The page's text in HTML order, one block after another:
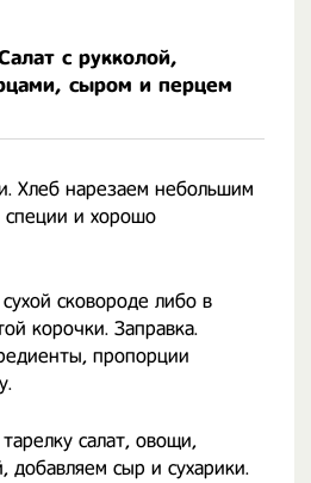
с рукколой,
сыром и перцем
Хлеб нарезаем небольшим
специи и хорошо
сковороде либо в
корочки. Заправка.
пропорции
салат, овощи,
добавляем сыр и сухарики.